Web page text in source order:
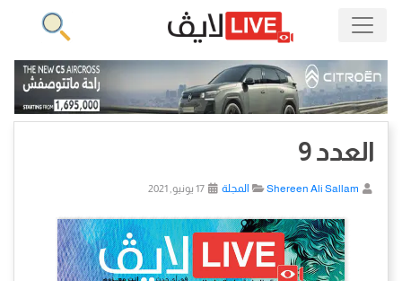
العدد 9
Shereen Ali Sallam المجلة